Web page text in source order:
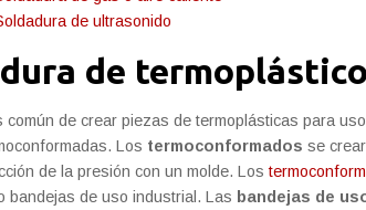
de ultrasonido
de
común de crear piezas de termoplásticas para
Los termoconformados se
de la presión con un molde. Los
bandejas de uso industrial. Las bandejas de